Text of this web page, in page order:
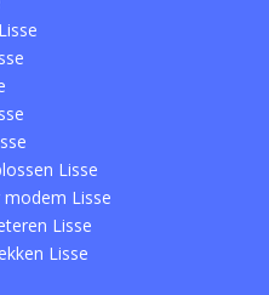
Lisse
Lisse
Lisse
Lisse